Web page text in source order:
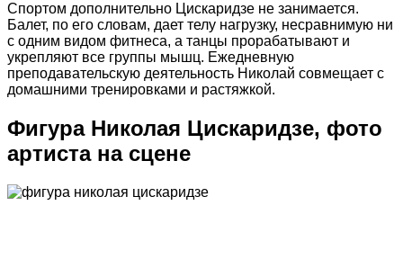
Спортом дополнительно Цискаридзе не занимается.
Балет, по его словам, дает телу нагрузку, несравнимую ни
с одним видом фитнеса, а танцы прорабатывают и
укрепляют все группы мышц. Ежедневную
преподавательскую деятельность Николай совмещает с
домашними тренировками и растяжкой.
Фигура Николая Цискаридзе, фото
артиста на сцене